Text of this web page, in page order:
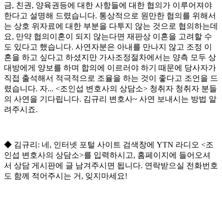
금, 친권 , 양육권등에 대한 사항들에 대한 협의가 이루어져야
한다고 설명해 드렸습니다. 통상적으로 원만한 협의를 위해서
는 상호 위자료에 대한 부분을 다투지 않는 것으로 협의하는데
요, 만약 협의이혼이 되지 않는다면 재판상 이혼을 고려할 수
도 있다고 했습니다. 사연자분은 아내를 만나지 않고 조정 이
혼을 하고 싶다고 하셨지만 가사조정절차에서는 양측 모두 상
대방에게 양보를 하며 합의에 이르러야 하기 때문에 당사자가
직접 출석해서 적극적으로 조율을 하는 것이 좋다고 조언을 드
렸습니다. 자... <조인섭 변호사의 상담소> 청취자 청취자 분들
의 사연을 기다립니다. 김규리 변호사~ 사연 보내시는 방법 알
려주시죠.
◆ 김규리 : 네 , 인터넷 포털 사이트 검색창에 YTN 라디오 <조
인섭 변호사의 상담소>를 입력하시고, 홈페이지에 들어오셔
서 상담 게시판에 글 남겨주시면 됩니다. 연락받으실 전화번호
도 함께 적어주시는 거 , 잊지마세요!